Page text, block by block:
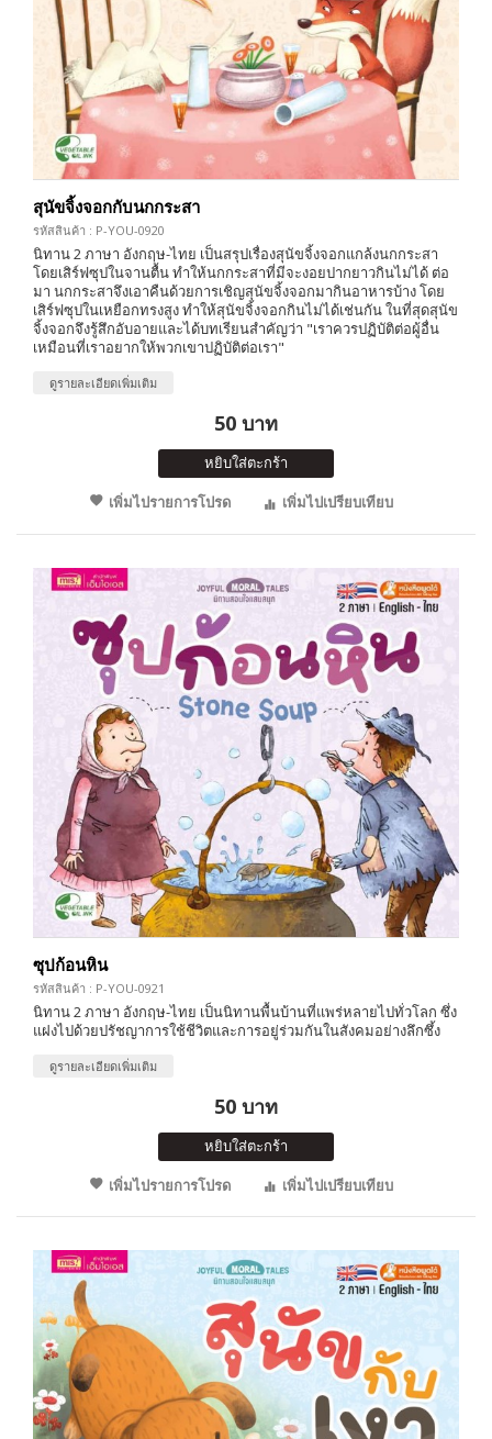
สุนัขจิ้งจอกกับนกกระสา
รหัสสินค้า : P-YOU-0920
นิทาน 2 ภาษา อังกฤษ-ไทย เป็นสรุปเรื่องสุนัขจิ้งจอกแกล้งนกกระสา
โดยเสิร์ฟซุปในจานตื้น ทำให้นกกระสาที่มีจะงอยปากยาวกินไม่ได้ ต่อ
มา นกกระสาจึงเอาคืนด้วยการเชิญสุนัขจิ้งจอกมากินอาหารบ้าง โดย
เสิร์ฟซุปในเหยือกทรงสูง ทำให้สุนัขจิ้งจอกกินไม่ได้เช่นกัน ในที่สุดสุนัข
จิ้งจอกจึงรู้สึกอับอายและได้บทเรียนสำคัญว่า "เราควรปฏิบัติต่อผู้อื่น
เหมือนที่เราอยากให้พวกเขาปฏิบัติต่อเรา"
ดูรายละเอียดเพิ่มเติม
50 บาท
หยิบใส่ตะกร้า
เพิ่มไปรายการโปรด
เพิ่มไปเปรียบเทียบ
ซุปก้อนหิน
รหัสสินค้า : P-YOU-0921
นิทาน 2 ภาษา อังกฤษ-ไทย เป็นนิทานพื้นบ้านที่แพร่หลายไปทั่วโลก ซึ่ง
แฝงไปด้วยปรัชญาการใช้ชีวิตและการอยู่ร่วมกันในสังคมอย่างลึกซึ้ง
ดูรายละเอียดเพิ่มเติม
50 บาท
หยิบใส่ตะกร้า
เพิ่มไปรายการโปรด
เพิ่มไปเปรียบเทียบ